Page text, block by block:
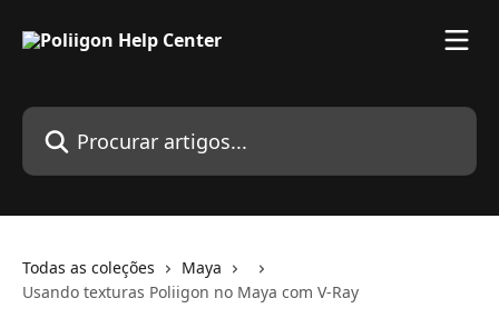
Procurar artigos...
Todas as coleções
Maya
Usando texturas Poliigon no Maya com V-Ray